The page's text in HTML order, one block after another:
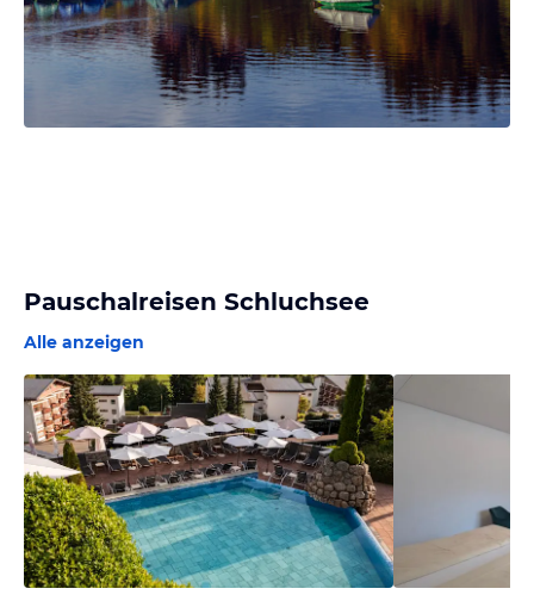
Pauschalreisen Schluchsee
Alle anzeigen